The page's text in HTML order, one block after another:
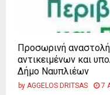
Προσωρινή
αντικειμένων και
Δήμο Ναυπλιέων
by AGGELOS DRITSAS 7